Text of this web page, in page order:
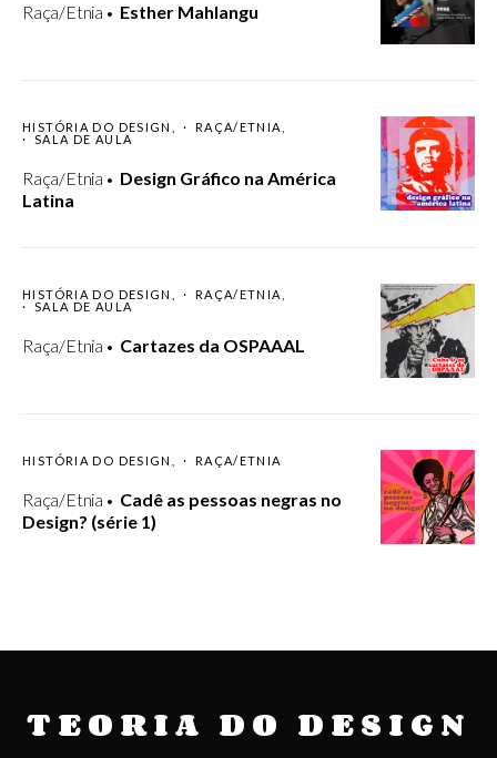
Raça/Etnia Esther Mahlangu
HISTÓRIA DO DESIGN
RAÇA/ETNIA
SALA DE AULA
Raça/Etnia
Design Gráfico na América
Latina
HISTÓRIA DO DESIGN
RAÇA/ETNIA
SALA DE AULA
Raça/Etnia Cartazes da OSPAAAL
HISTÓRIA DO DESIGN RAÇA/ETNIA
Raça/Etnia
Cadê as pessoas negras no
Design? (série 1)
TEORIA DO DESIGN